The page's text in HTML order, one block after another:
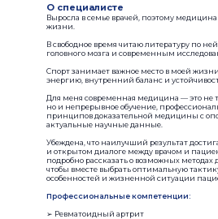
О специалисте
Выросла в семье врачей, поэтому медицина
жизни.
В свободное время читаю литературу по
головного мозга и современным
Спорт занимает важное место в моей
энергию, внутренний баланс и
Для меня современная медицина — это не
но и непрерывное обучение,
принципов доказательной медицины с
актуальные научные данные.
Убеждена, что наилучший результат
и открытом диалоге между врачом и
подробно рассказать о возможных методах
чтобы вместе выбрать оптимальную
особенностей и жизненной ситуации
Профессиональные компетенции:
➢ Ревматоидный артрит